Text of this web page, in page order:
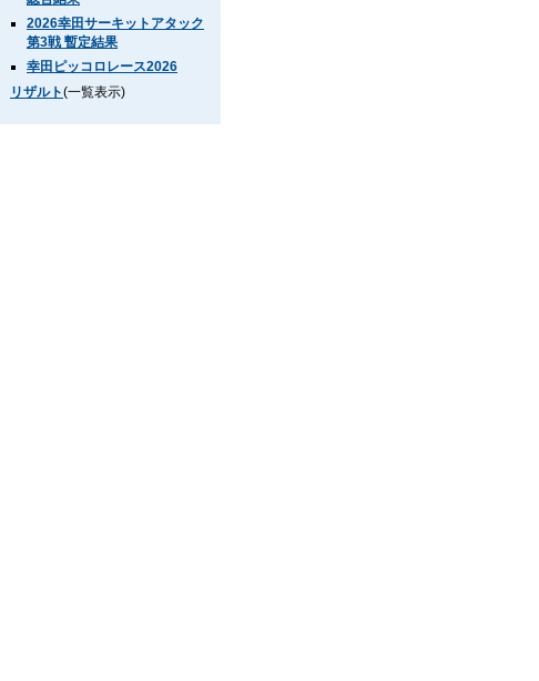
2026幸田サーキットアタック
第3戦 暫定結果
幸田ピッコロレース2026
リザルト(一覧表示)